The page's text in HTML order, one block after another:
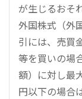
が生じるおそ
外国株式（外
引には、売買
等を買いの場
額）に対し最
円以下の場合